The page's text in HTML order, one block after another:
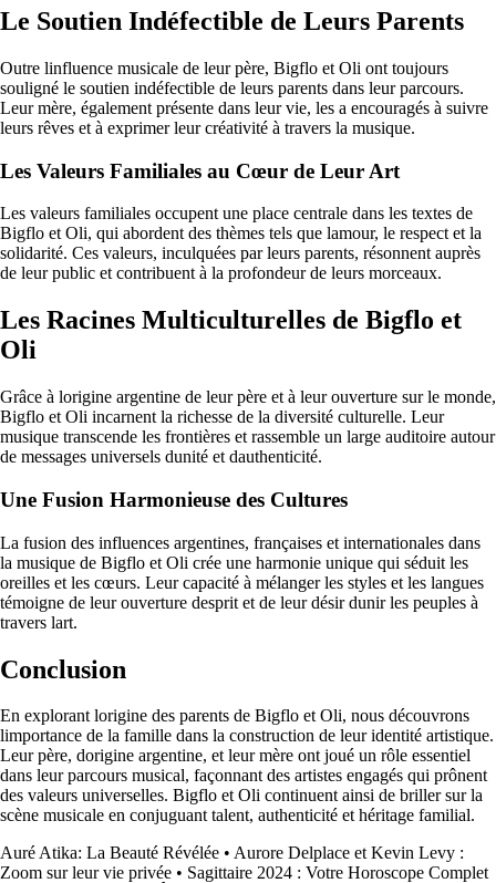
Le Soutien Indéfectible de Leurs Parents
Outre linfluence musicale de leur père, Bigflo et Oli ont toujours
souligné le soutien indéfectible de leurs parents dans leur parcours.
Leur mère, également présente dans leur vie, les a encouragés à suivre
leurs rêves et à exprimer leur créativité à travers la musique.
Les Valeurs Familiales au Cœur de Leur Art
Les valeurs familiales occupent une place centrale dans les textes de
Bigflo et Oli, qui abordent des thèmes tels que lamour, le respect et la
solidarité. Ces valeurs, inculquées par leurs parents, résonnent auprès
de leur public et contribuent à la profondeur de leurs morceaux.
Les Racines Multiculturelles de Bigflo et
Oli
Grâce à lorigine argentine de leur père et à leur ouverture sur le monde,
Bigflo et Oli incarnent la richesse de la diversité culturelle. Leur
musique transcende les frontières et rassemble un large auditoire autour
de messages universels dunité et dauthenticité.
Une Fusion Harmonieuse des Cultures
La fusion des influences argentines, françaises et internationales dans
la musique de Bigflo et Oli crée une harmonie unique qui séduit les
oreilles et les cœurs. Leur capacité à mélanger les styles et les langues
témoigne de leur ouverture desprit et de leur désir dunir les peuples à
travers lart.
Conclusion
En explorant lorigine des parents de Bigflo et Oli, nous découvrons
limportance de la famille dans la construction de leur identité artistique.
Leur père, dorigine argentine, et leur mère ont joué un rôle essentiel
dans leur parcours musical, façonnant des artistes engagés qui prônent
des valeurs universelles. Bigflo et Oli continuent ainsi de briller sur la
scène musicale en conjuguant talent, authenticité et héritage familial.
Auré Atika: La Beauté Révélée • Aurore Delplace et Kevin Levy :
Zoom sur leur vie privée • Sagittaire 2024 : Votre Horoscope Complet